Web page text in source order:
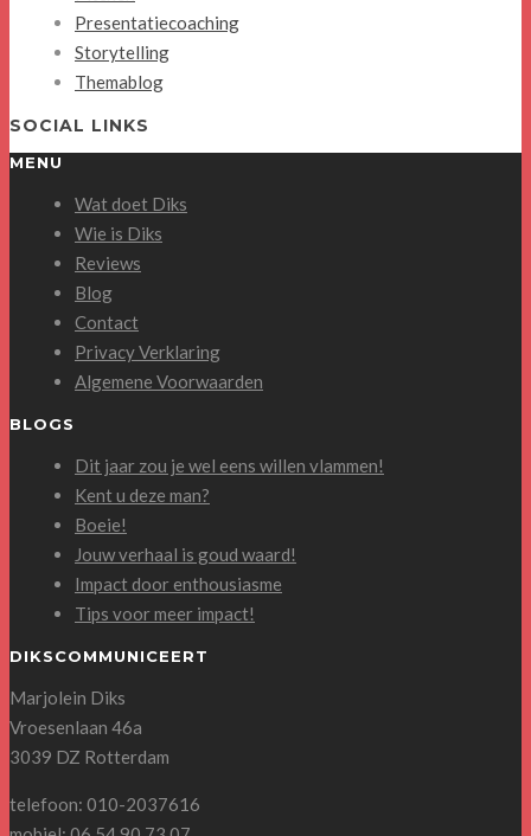
Presentatiecoaching
Storytelling
Themablog
SOCIAL LINKS
MENU
Wat doet Diks
Wie is Diks
Reviews
Blog
Contact
Privacy Verklaring
Algemene Voorwaarden
BLOGS
Dit jaar zou je wel eens willen vlammen!
Kent u deze man?
Boeie!
Jouw verhaal is goud waard!
Impact door enthousiasme
Tips voor meer impact!
DIKSCOMMUNICEERT
Marjolein Diks
Vroesenlaan 46a
3039 DZ Rotterdam
telefoon: 010-2037616